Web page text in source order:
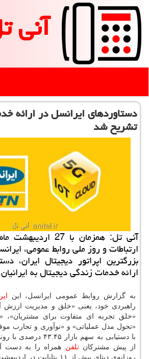
آنی
دستاوردهای ایرانسل در ارائه
تشریح شد
ارتباطات و روز ملی روابط عمومی،
بزرگترین اپراتور دیجیتال ایران،
ارائه خدمات زندگی دیجیتال به
به گزارش روابط عمومی ایرانسل، این
راهبردی خود، یعنی «خلق و مدیریت ارزش
«خلق تجربه ای متفاوت برای مشتریان»،
«تحول مدل عملیاتی» و «نوآوری و تجارب
با دستیابی به سهم
از پیش مشترکانتلفن همراه را به دست